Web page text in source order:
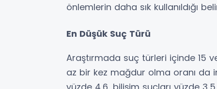
önlemlerin daha sık kullanıldığı
En Düşük Suç Türü
Araştırmada suç türleri içinde 15
az bir kez mağdur olma oranı da